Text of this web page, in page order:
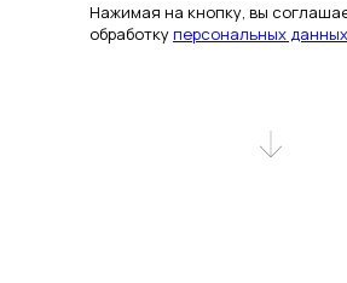
Нажимая на кнопку, вы
обработкуперсональных данных